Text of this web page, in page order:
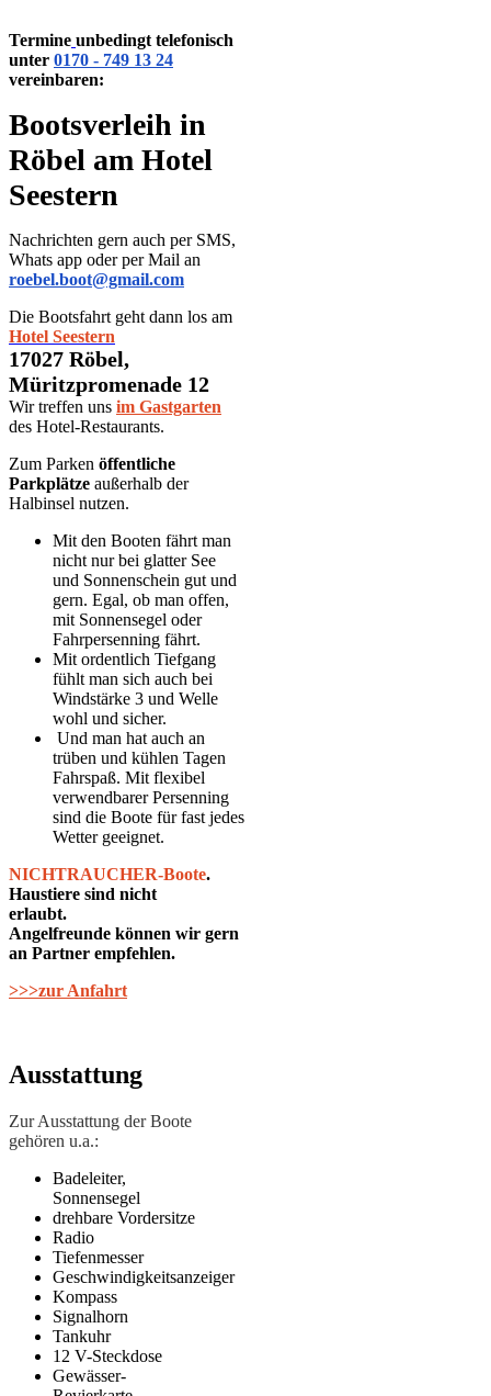
Termine unbedingt telefonisch
unter 0170 - 749 13 24
vereinbaren:
Boots­verleih in
Röbel am Hotel
Seestern
Nachrichten gern auch per SMS,
Whats app oder per Mail an
roebel.boot@gmail.com
Die Bootsfahrt geht dann los am
Hotel Seestern
17027 Röbel,
Müritzpromenade 12
Wir treffen uns im Gastgarten
des Hotel-Restaurants.
Zum Parken öffentliche
Parkplätze außerhalb der
Halbinsel nutzen.
Mit den Booten fährt man
nicht nur bei glatter See
und Sonnen­schein gut und
gern. Egal, ob man offen,
mit Sonnen­segel oder
Fahrpersenning fährt.
Mit ordentlich Tiefgang
fühlt man sich auch bei
Windstärke 3 und Welle
wohl und sicher.
Und man hat auch an
trüben und kühlen Tagen
Fahrspaß. Mit flexibel
verwendbarer Persenning
sind die Boote für fast jedes
Wetter geeignet.
NICHTRAUCHER-Boote.
Haustiere sind nicht
erlaubt.
Angelfreunde können wir gern
an Partner empfehlen.
>>>zur Anfahrt
Ausstattung
Zur Ausstattung der Boote
gehören u.a.:
Badeleiter,
Sonnensegel
drehbare Vordersitze
Radio
Tiefenmesser
Geschwindigkeitsanzeiger
Kompass
Signalhorn
Tankuhr
12 V-Steckdose
Gewässer-